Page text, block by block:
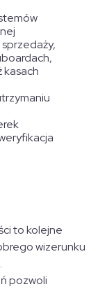
kasach
to kolejne
wizerunku
pozwoli